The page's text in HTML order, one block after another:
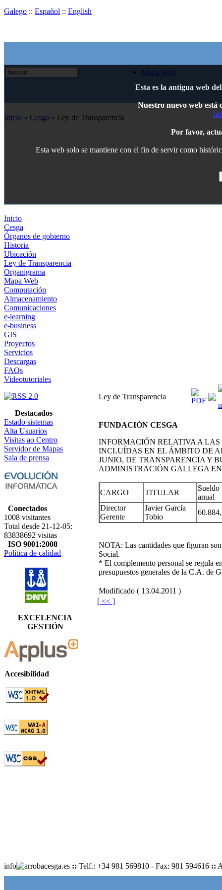
Esta es la antigua web
Nuestro nuevo web está
Por favor,
Esta web solo se mantiene con el fin de servir como
Galego :: Español :: English
Mapa Web
Inicio » Cesga » Ley de Transparencia
Inicio
Cesga
Órganos de gobierno
Historia
Ubicación
Ley de Transparencia
Organigrama
Mapa Web
Computación
Almacenamiento
Comunicaciones
e-learning
e-business
GIS
Proyectos
Servicios
Descargas
FAQs
Videotutoriales
Destacados
Estado sistemas
Alta Usuarios
Visitas ao Centro
Servidor de Mapas
Sala de prensa
Conectados
1008 visitantes
Total desde 21-12-05:
83838692 visitas
ISO 9001:2008
Política de calidad
EXCELENCIA
GESTIÓN
Accesibilidad
Ley de Transparencia
FUNDACIÓN CESGA
INFORMACIÓN RELATIVA A
INCLUÍDAS EN EL ÁMBITO DE
JUNIO, DE TRANSPARENCIA Y
ADMINISTRACIÓN GALLEGA
CARGO TITULAR
Sueldo
anual
Director
Gerente
Javier García
Tobio
NOTA: Las cantidades que figuran
Social.
* El complemento personal se regula
presupuestos generales de la C.A. de
Modificado ( 13.04.2011 )
[ << ]
info cesga.es :: Telf.: +34 981 569810 - Fax: 981 594616 ::